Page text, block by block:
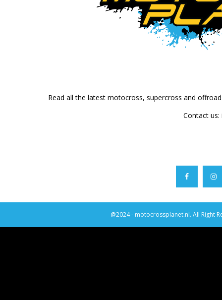
Read all the latest motocross, supercross and
Contact us:
@2024 - motocrossplanet.nl. All Right